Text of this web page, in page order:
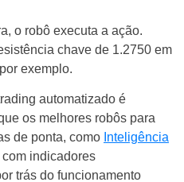
o robô executa a ação.
chave de 1.2750 em
exemplo.
automatizado é
os melhores robôs para
de ponta, como Inteligência
com indicadores
trás do funcionamento